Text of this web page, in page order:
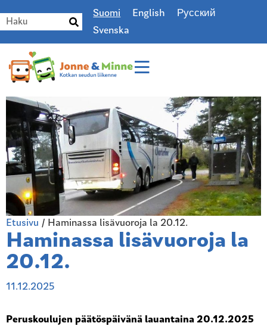
Suomi English
Русский
Svenska
Etusivu / Haminassa lisävuoroja la 20.12.
Haminassa lisävuoroja la
20.12.
11.12.2025
Peruskoulujen päätöspäivänä lauantaina 20.12.2025